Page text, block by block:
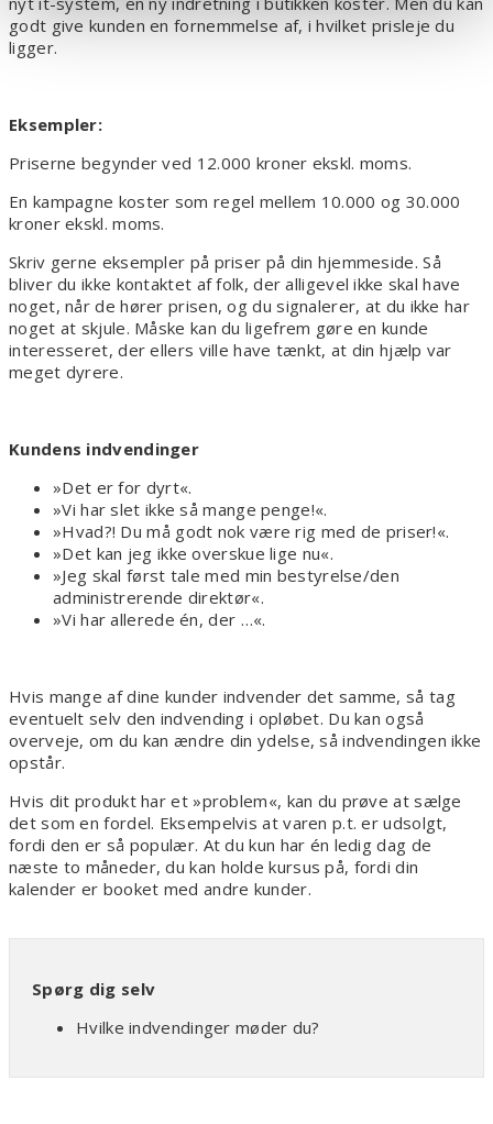
godt give kunden en fornemmelse af, i hvilket prisleje du
ligger.
Eksempler:
Priserne begynder ved 12.000 kroner ekskl. moms.
En kampagne koster som regel mellem 10.000 og 30.000
kroner ekskl. moms.
Skriv gerne eksempler på priser på din hjemmeside. Så
bliver du ikke kontaktet af folk, der alligevel ikke skal have
noget, når de hører prisen, og du signalerer, at du ikke har
noget at skjule. Måske kan du ligefrem gøre en kunde
interesseret, der ellers ville have tænkt, at din hjælp var
meget dyrere.
Kundens indvendinger
»Det er for dyrt«.
»Vi har slet ikke så mange penge!«.
»Hvad?! Du må godt nok være rig med de priser!«.
»Det kan jeg ikke overskue lige nu«.
»Jeg skal først tale med min bestyrelse/den
administrerende direktør«.
»Vi har allerede én, der …«.
Hvis mange af dine kunder indvender det samme, så tag
eventuelt selv den indvending i opløbet. Du kan også
overveje, om du kan ændre din ydelse, så indvendingen ikke
opstår.
Hvis dit produkt har et »problem«, kan du prøve at sælge
det som en fordel. Eksempelvis at varen p.t. er udsolgt,
fordi den er så populær. At du kun har én ledig dag de
næste to måneder, du kan holde kursus på, fordi din
kalender er booket med andre kunder.
Spørg dig selv
Hvilke indvendinger møder du?